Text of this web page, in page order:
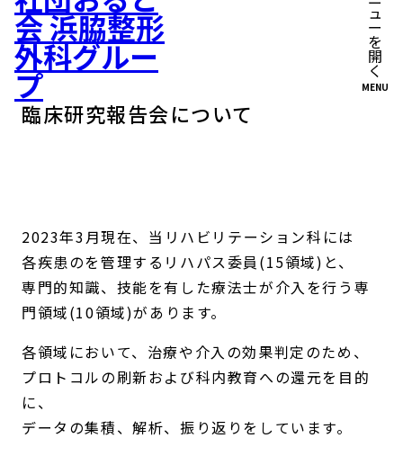
MENU
臨床研究報告会について
2023年3月現在、当リハビリテーション科には
各疾患のを管理するリハパス委員(15領域)と、
専門的知識、技能を有した療法士が介入を行う専
門領域(10領域)があります。
各領域において、治療や介入の効果判定のため、
プロトコルの刷新および科内教育への還元を目的
に、
データの集積、解析、振り返りをしています。